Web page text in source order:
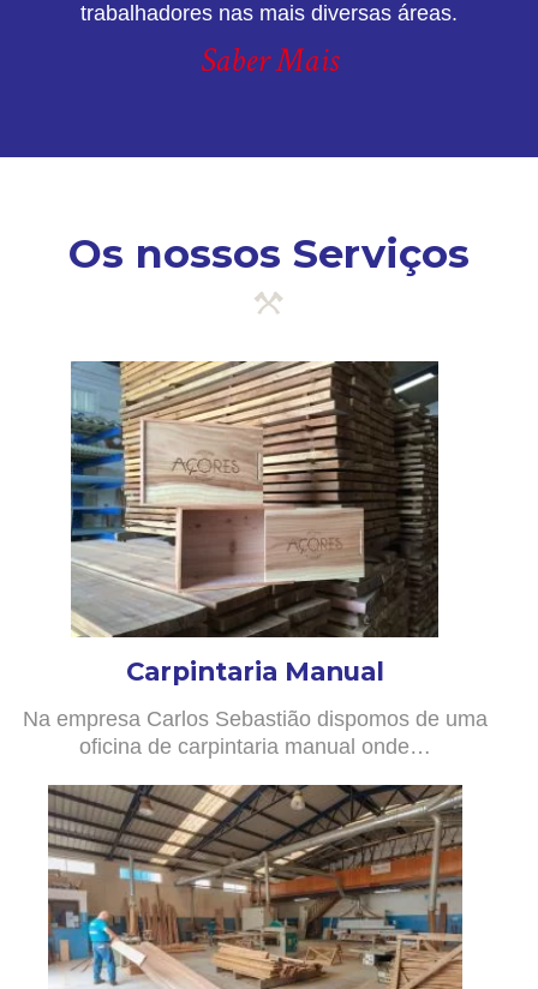
trabalhadores nas mais diversas áreas.
Saber Mais
Os nossos Serviços
Carpintaria Manual
Na empresa Carlos Sebastião dispomos de uma
oficina de carpintaria manual onde…